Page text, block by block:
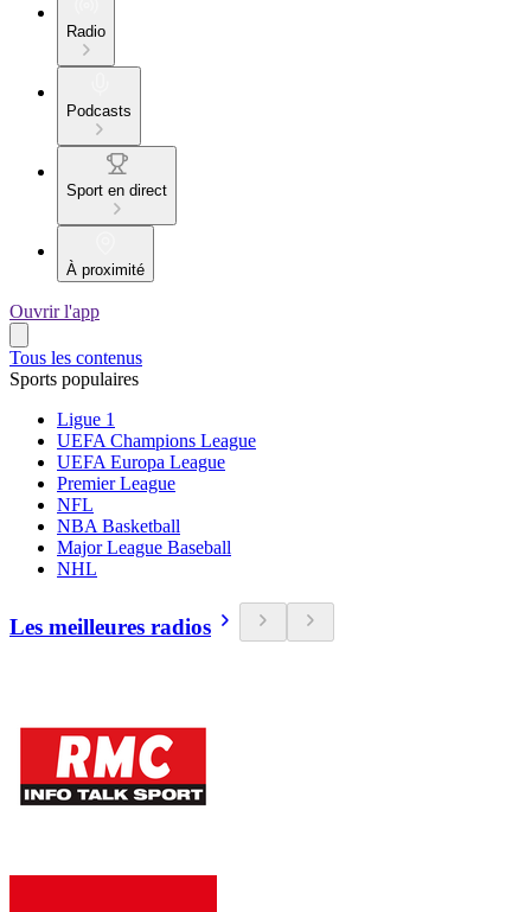
Radio
Podcasts
Sport en direct
À proximité
Ouvrir l'app
Tous les contenus
Sports populaires
Ligue 1
UEFA Champions League
UEFA Europa League
Premier League
NFL
NBA Basketball
Major League Baseball
NHL
Les meilleures radios